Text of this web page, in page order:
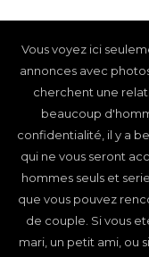
Vous voyez ici
annonces avec
cherchent une
beaucoup
confidentialité, il y a
qui ne vous seront
hommes seuls et
que vous pouvez
de couple. Si vous
mari, un petit ami, ou